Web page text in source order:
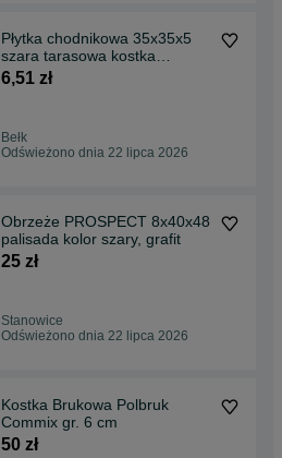
Płytka chodnikowa 35x35x5
szara tarasowa kostka
brukowa
6,51 zł
Bełk
Odświeżono dnia 22 lipca 2026
Obrzeże PROSPECT 8x40x48
palisada kolor szary, grafit
25 zł
Stanowice
Odświeżono dnia 22 lipca 2026
Kostka Brukowa Polbruk
Commix gr. 6 cm
50 zł